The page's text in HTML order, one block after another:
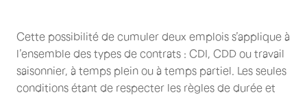
Cette possibilité de cumuler deux emplois s’applique à
l’ensemble des types de contrats : CDI, CDD ou travail
saisonnier, à temps plein ou à temps partiel. Les seules
conditions étant de respecter les règles de durée et